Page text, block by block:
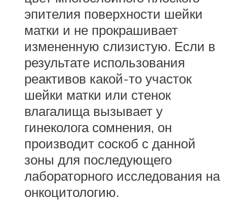
эпителия поверхности шейки
матки и не прокрашивает
измененную слизистую. Если в
результате использования
реактивов какой-то участок
шейки матки или стенок
влагалища вызывает у
гинеколога сомнения, он
производит соскоб с данной
зоны для последующего
лабораторного исследования на
онкоцитологию.